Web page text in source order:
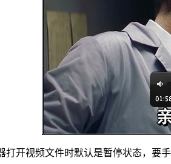
打开视频文件时默认是暂停状态，要